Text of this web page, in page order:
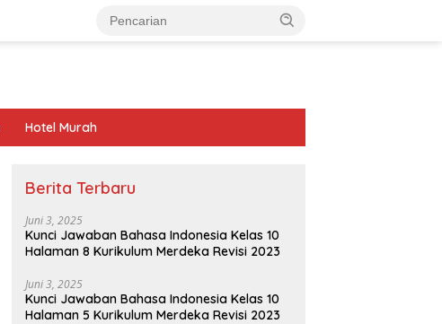
Hotel Murah
Berita Terbaru
Juni 3, 2025
Kunci Jawaban Bahasa Indonesia Kelas 10
Halaman 8 Kurikulum Merdeka Revisi 2023
Juni 3, 2025
Kunci Jawaban Bahasa Indonesia Kelas 10
Halaman 5 Kurikulum Merdeka Revisi 2023